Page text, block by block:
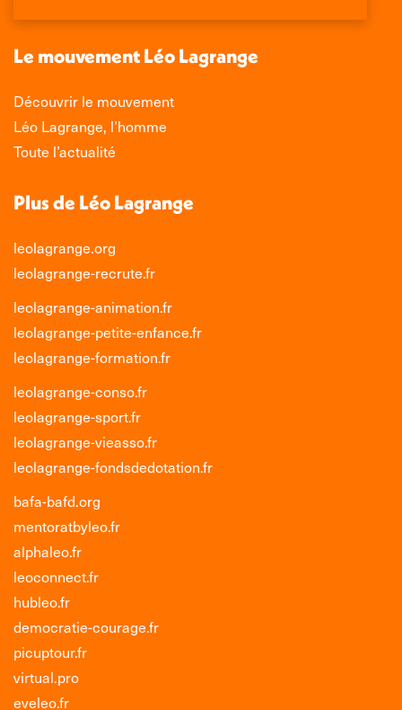
une
fenêtre
une
fenêtre
une
fenêtre
une
nouvelle
fenêtre
Le mouvement Léo Lagrange
Découvrir le mouvement
Léo Lagrange, l’homme
Toute l’actualité
Plus de Léo Lagrange
leolagrange.org
leolagrange-recrute.fr
leolagrange-animation.fr
leolagrange-petite-enfance.fr
leolagrange-formation.fr
leolagrange-conso.fr
leolagrange-sport.fr
leolagrange-vieasso.fr
leolagrange-fondsdedotation.fr
bafa-bafd.org
mentoratbyleo.fr
alphaleo.fr
leoconnect.fr
hubleo.fr
democratie-courage.fr
picuptour.fr
virtual.pro
eveleo.fr